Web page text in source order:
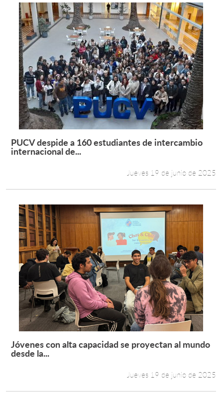
Leer más +
PUCV despide a 160 estudiantes de intercambio
internacional de...
Jueves 19 de junio de 2025
Leer más +
Jóvenes con alta capacidad se proyectan al mundo
desde la...
Jueves 19 de junio de 2025